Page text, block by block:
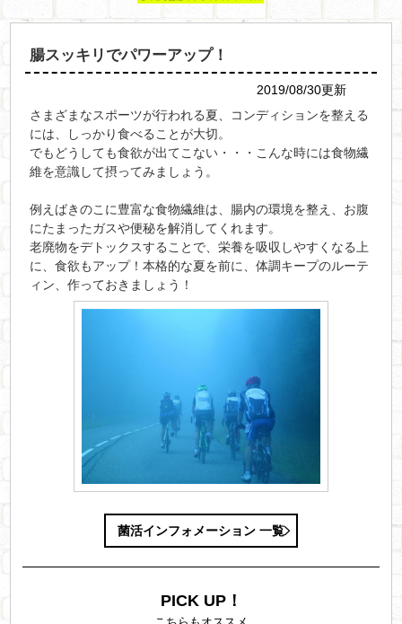
腸スッキリでパワーアップ！
2019/08/30更新
さまざまなスポーツが行われる夏、コンディションを整える
には、しっかり食べることが大切。
でもどうしても食欲が出てこない・・・こんな時には食物繊
維を意識して摂ってみましょう。
例えばきのこに豊富な食物繊維は、腸内の環境を整え、お腹
にたまったガスや便秘を解消してくれます。
老廃物をデトックスすることで、栄養を吸収しやすくなる上
に、食欲もアップ！本格的な夏を前に、体調キープのルーテ
ィン、作っておきましょう！
菌活インフォメーション 一覧
PICK UP！